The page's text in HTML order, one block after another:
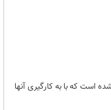
شده است که با به‌ کارگیری آنها